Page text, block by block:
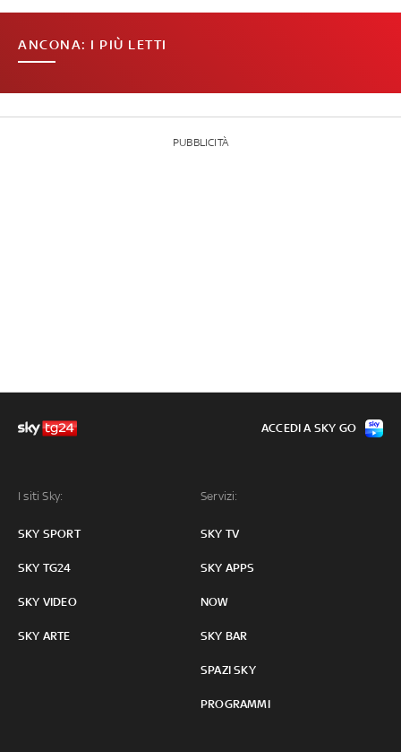
ANCONA: I PIÙ LETTI
PUBBLICITÀ
I siti Sky:
SKY SPORT
SKY TG24
SKY VIDEO
SKY ARTE
Servizi:
SKY TV
SKY APPS
NOW
SKY BAR
SPAZI SKY
PROGRAMMI
ACCEDI A SKY GO